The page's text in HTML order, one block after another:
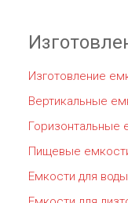
Изготовление
Вертикальные
Горизонтальные
Пищевые
Емкости для воды